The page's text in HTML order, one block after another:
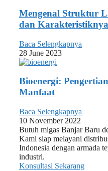
Mengenal Struktur
dan Karakteristiknya
Baca Selengkapnya
28 June 2023
Bioenergi:
Manfaat
Baca Selengkapnya
10 November 2022
Butuh migas Banjar Baru
Kami siap melayani
Indonesia dengan armada
industri.
Konsultasi Sekarang